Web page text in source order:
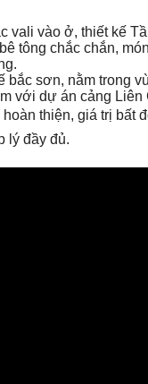
vali vào ở, thiết kế
tông chắc chắn,
bắc sơn, nằm trong
với dự án cảng
thiện, giá trị
lý đầy đủ.